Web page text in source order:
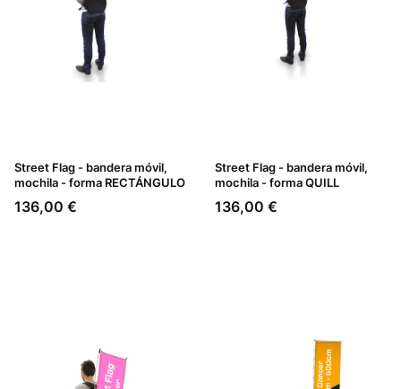
Street Flag - bandera móvil,
mochila - forma RECTÁNGULO
Precio
136,00 €
Street Flag - bandera móvil,
mochila - forma QUILL
Precio
136,00 €